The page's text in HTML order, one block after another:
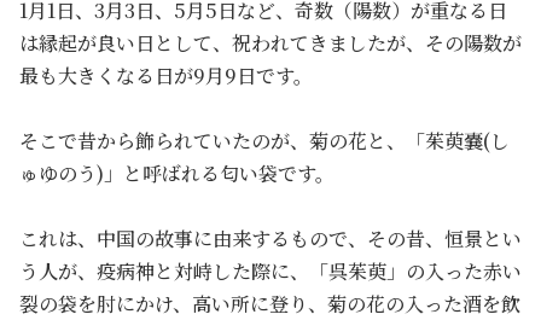
1月1日、3月3日、5月5日など、奇数（陽数）が重なる日
は縁起が良い日として、祝われてきましたが、その陽数が
最も大きくなる日が9月9日です。
そこで昔から飾られていたのが、菊の花と、「茱萸嚢(し
ゅゆのう)」と呼ばれる匂い袋です。
これは、中国の故事に由来するもので、その昔、恒景とい
う人が、疫病神と対峙した際に、「呉茱萸」の入った赤い
裂の袋を肘にかけ、高い所に登り、菊の花の入った酒を飲